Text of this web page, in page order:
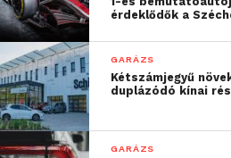
hasznos statisztikákkal
hogy milyen sebességgel és
el úti célunkat.
keresztül a Google Maps-ben
érdeklődők a
GARÁZS
Kétszámjegyű
duplázódó kínai
GARÁZS